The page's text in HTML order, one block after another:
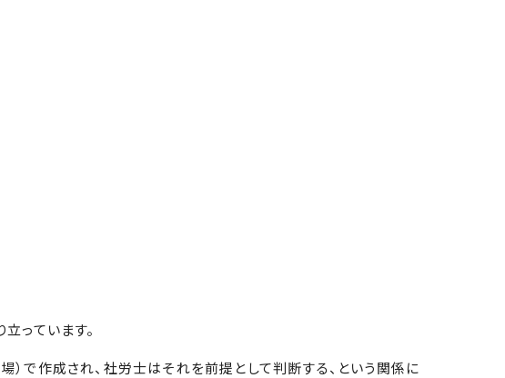
っています。
）で作成され、社労士はそれを前提として判断する、という関係に